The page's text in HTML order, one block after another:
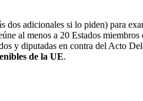
adicionales si lo piden) para
al menos a 20 Estados
y diputadas en contra del Acto
de la UE.